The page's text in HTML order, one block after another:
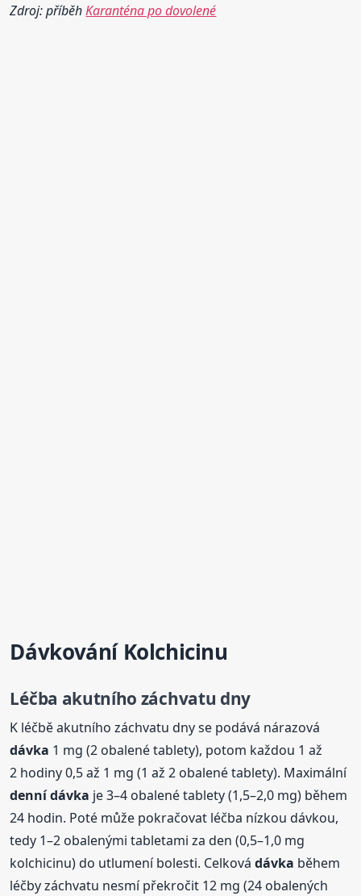
Zdroj: příběhKaranténa po dovolené
Dávkování Kolchicinu
Léčba akutního záchvatu dny
K léčbě akutního záchvatu dny se podává nárazová
dávka 1 mg (2 obalené tablety), potom každou 1 až
2 hodiny 0,5 až 1 mg (1 až 2 obalené tablety). Maximální
dennídávka je 3–4 obalené tablety (1,5–2,0 mg) během
24 hodin. Poté může pokračovat léčba nízkou dávkou,
tedy 1–2 obalenými tabletami za den (0,5–1,0 mg
kolchicinu) do utlumení bolesti. Celkovádávka během
léčby záchvatu nesmí překročit 12 mg (24 obalených